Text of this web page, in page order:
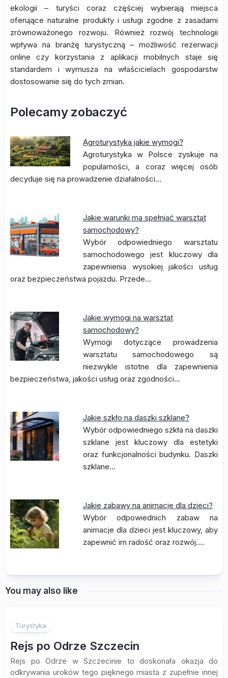
ekologii – turyści coraz częściej wybierają miejsca
oferujące naturalne produkty i usługi zgodne z zasadami
zrównoważonego rozwoju. Również rozwój technologii
wpływa na branżę turystyczną – możliwość rezerwacji
online czy korzystania z aplikacji mobilnych staje się
standardem i wymusza na właścicielach gospodarstw
dostosowanie się do tych zmian.
Polecamy zobaczyć
Agroturystyka jakie wymogi?
Agroturystyka w Polsce zyskuje na
popularności, a coraz więcej osób
decyduje się na prowadzenie działalności…
Jakie warunki ma spełniać warsztat
samochodowy?
Wybór odpowiedniego warsztatu
samochodowego jest kluczowy dla
zapewnienia wysokiej jakości usług
oraz bezpieczeństwa pojazdu. Przede…
Jakie wymogi na warsztat
samochodowy?
Wymogi dotyczące prowadzenia
warsztatu samochodowego są
niezwykle istotne dla zapewnienia
bezpieczeństwa, jakości usług oraz zgodności…
Jakie szkło na daszki szklane?
Wybór odpowiedniego szkła na daszki
szklane jest kluczowy dla estetyki
oraz funkcjonalności budynku. Daszki
szklane…
Jakie zabawy na animacje dla dzieci?
Wybór odpowiednich zabaw na
animacje dla dzieci jest kluczowy, aby
zapewnić im radość oraz rozwój.…
You may also like
Turystyka
Rejs po Odrze Szczecin
Rejs po Odrze w Szczecinie to doskonała okazja do
odkrywania uroków tego pięknego miasta z zupełnie innej